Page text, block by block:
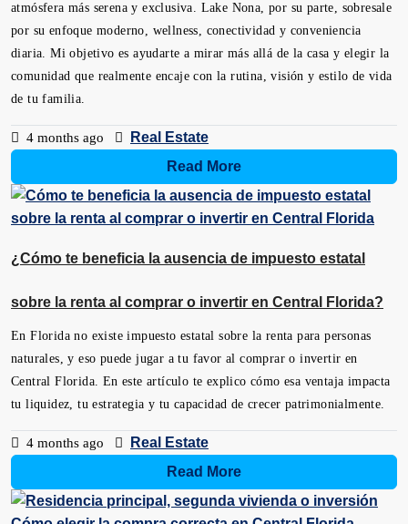
atmósfera más serena y exclusiva. Lake Nona, por su parte, sobresale
por su enfoque moderno, wellness, conectividad y conveniencia
diaria. Mi objetivo es ayudarte a mirar más allá de la casa y elegir la
comunidad que realmente encaje con la rutina, visión y estilo de vida
de tu familia.
4 months ago
Real Estate
Read More
¿Cómo te beneficia la ausencia de impuesto estatal
sobre la renta al comprar o invertir en Central Florida?
En Florida no existe impuesto estatal sobre la renta para personas
naturales, y eso puede jugar a tu favor al comprar o invertir en
Central Florida. En este artículo te explico cómo esa ventaja impacta
tu liquidez, tu estrategia y tu capacidad de crecer patrimonialmente.
4 months ago
Real Estate
Read More